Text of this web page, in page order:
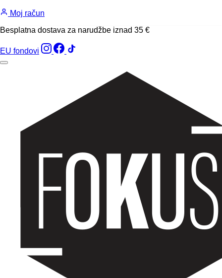
Moj račun
Besplatna dostava za narudžbe iznad 35 €
EU fondovi